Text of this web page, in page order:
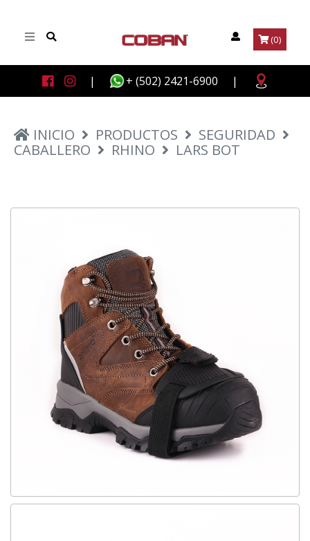
(0)
| + (502) 2421-6900 |
INICIO PRODUCTOS
SEGURIDAD
CABALLERO
RHINO LARS BOT